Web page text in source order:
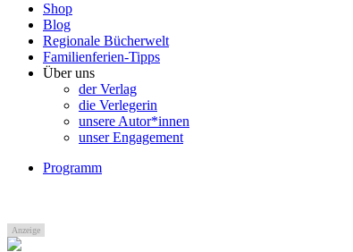
Shop
Blog
Regionale Bücherwelt
Familienferien-Tipps
Über uns
der Verlag
die Verlegerin
unsere Autor*innen
unser Engagement
Programm
Anzeige